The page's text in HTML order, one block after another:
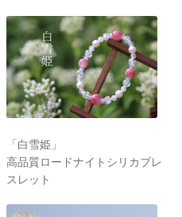
「白雪姫」
高品質ロードナイトシリカブレ
スレット